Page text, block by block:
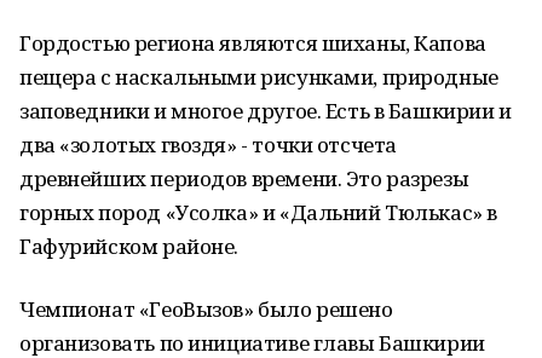
Гордостью региона являются шиханы, Капова
пещера с наскальными рисунками, природные
заповедники и многое другое. Есть в Башкирии и
два «золотых гвоздя» - точки отсчета
древнейших периодов времени. Это разрезы
горных пород «Усолка» и «Дальний Тюлькас» в
Гафурийском районе.
Чемпионат «ГеоВызов» было решено
организовать по инициативе главы Башкирии